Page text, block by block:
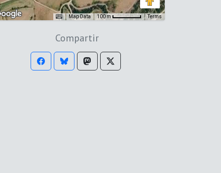
Map Data 100 m Terms
Compartir